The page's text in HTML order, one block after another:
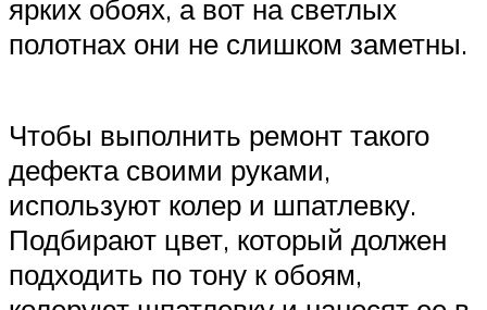
ярких обоях, а вот на светлых
полотнах они не слишком заметны.
Чтобы выполнить ремонт такого
дефекта своими руками,
используют колер и шпатлевку.
Подбирают цвет, который должен
подходить по тону к обоям,